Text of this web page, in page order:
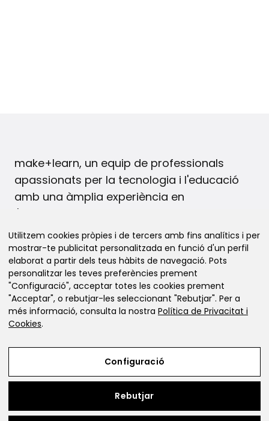
make+learn, un equip de professionals
apassionats per la tecnologia i l'educació
amb una àmplia experiència en
l'ensenyament de les disciplines STEAM.
© 2026 Botiga online de material de
robòtica i educació maker
info@makeandlearn.cat
+34 623 18 66 06
Utilitzem cookies pròpies i de tercers amb fins analítics i per
mostrar-te publicitat personalitzada en funció d'un perfil
elaborat a partir dels teus hàbits de navegació. Pots
personalitzar les teves preferències prement
"Configuració", acceptar totes les cookies prement
"Acceptar", o rebutjar-les seleccionant "Rebutjar". Per a
més informació, consulta la nostra Política de Privacitat i
Cookies.
Configuració
Rebutjar